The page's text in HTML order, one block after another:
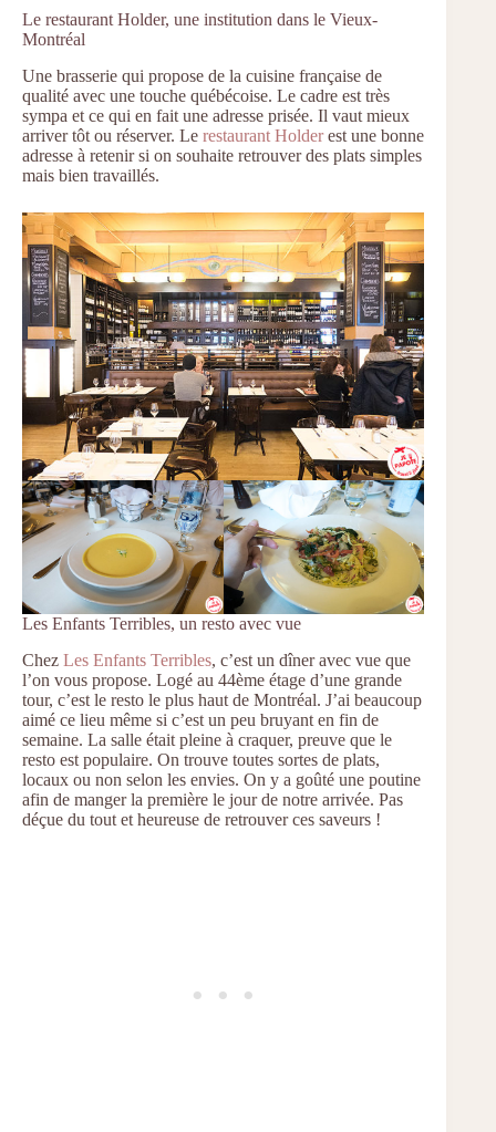
Le restaurant Holder, une institution dans le Vieux-
Montréal
Une brasserie qui propose de la cuisine française de
qualité avec une touche québécoise. Le cadre est très
sympa et ce qui en fait une adresse prisée. Il vaut mieux
arriver tôt ou réserver. Le restaurant Holderest une bonne
adresse à retenir si on souhaite retrouver des plats simples
mais bien travaillés.
Les Enfants Terribles, un resto avec vue
Chez Les Enfants Terribles, c’est un dîner avec vue que
l’on vous propose. Logé au 44ème étage d’une grande
tour, c’est le resto le plus haut de Montréal. J’ai beaucoup
aimé ce lieu même si c’est un peu bruyant en fin de
semaine. La salle était pleine à craquer, preuve que le
resto est populaire. On trouve toutes sortes de plats,
locaux ou non selon les envies. On y a goûté une poutine
afin de manger la première le jour de notre arrivée. Pas
déçue du tout et heureuse de retrouver ces saveurs !